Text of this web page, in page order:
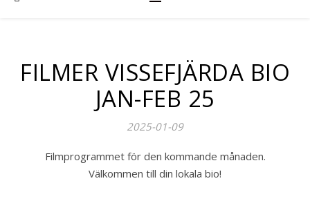
FILMER VISSEFJÄRDA BIO
JAN-FEB 25
2025-01-09
Filmprogrammet för den kommande månaden.
Välkommen till din lokala bio!